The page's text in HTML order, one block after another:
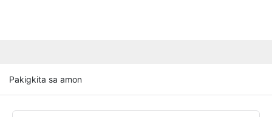
Pakigkita sa amon